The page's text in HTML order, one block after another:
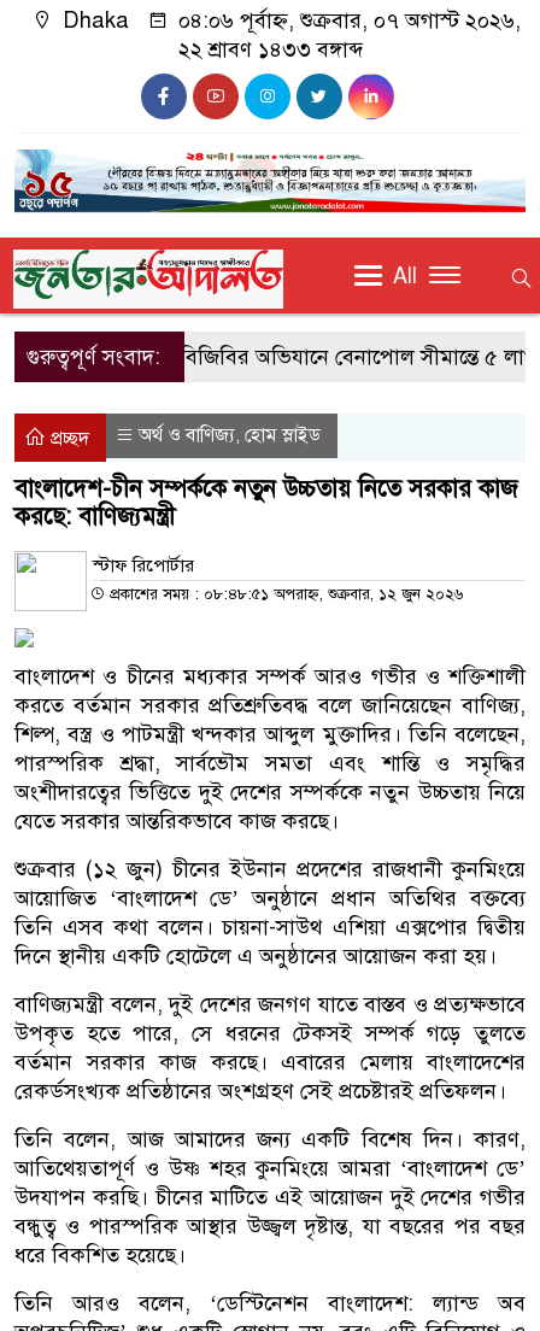
Dhaka
০৪:০৬ পূর্বাহ্ন, শুক্রবার, ০৭ অগাস্ট ২০২৬,
২২ শ্রাবণ ১৪৩৩ বঙ্গাব্দ
All
গুরুত্বপূর্ণ সংবাদ:বিজিবির অভিযানে বেনাপোল সীমান্তে ৫ লাখ
প্রচ্ছদ অর্থ ও বাণিজ্য, হোম স্লাইড
বাংলাদেশ-চীন সম্পর্ককে নতুন উচ্চতায় নিতে সরকার কাজ
করছে: বাণিজ্যমন্ত্রী
স্টাফ রিপোর্টার
প্রকাশের সময় : ০৮:৪৮:৫১ অপরাহ্ন, শুক্রবার, ১২ জুন ২০২৬
বাংলাদেশ ও চীনের মধ্যকার সম্পর্ক আরও গভীর ও শক্তিশালী
করতে বর্তমান সরকার প্রতিশ্রুতিবদ্ধ বলে জানিয়েছেন বাণিজ্য,
শিল্প, বস্ত্র ও পাটমন্ত্রী খন্দকার আব্দুল মুক্তাদির। তিনি বলেছেন,
পারস্পরিক শ্রদ্ধা, সার্বভৌম সমতা এবং শান্তি ও সমৃদ্ধির
অংশীদারত্বের ভিত্তিতে দুই দেশের সম্পর্ককে নতুন উচ্চতায় নিয়ে
যেতে সরকার আন্তরিকভাবে কাজ করছে।
শুক্রবার (১২ জুন) চীনের ইউনান প্রদেশের রাজধানী কুনমিংয়ে
আয়োজিত ‘বাংলাদেশ ডে’ অনুষ্ঠানে প্রধান অতিথির বক্তব্যে
তিনি এসব কথা বলেন। চায়না-সাউথ এশিয়া এক্সপোর দ্বিতীয়
দিনে স্থানীয় একটি হোটেলে এ অনুষ্ঠানের আয়োজন করা হয়।
বাণিজ্যমন্ত্রী বলেন, দুই দেশের জনগণ যাতে বাস্তব ও প্রত্যক্ষভাবে
উপকৃত হতে পারে, সে ধরনের টেকসই সম্পর্ক গড়ে তুলতে
বর্তমান সরকার কাজ করছে। এবারের মেলায় বাংলাদেশের
রেকর্ডসংখ্যক প্রতিষ্ঠানের অংশগ্রহণ সেই প্রচেষ্টারই প্রতিফলন।
তিনি বলেন, আজ আমাদের জন্য একটি বিশেষ দিন। কারণ,
আতিথেয়তাপূর্ণ ও উষ্ণ শহর কুনমিংয়ে আমরা ‌‘বাংলাদেশ ডে’
উদযাপন করছি। চীনের মাটিতে এই আয়োজন দুই দেশের গভীর
বন্ধুত্ব ও পারস্পরিক আস্থার উজ্জ্বল দৃষ্টান্ত, যা বছরের পর বছর
ধরে বিকশিত হয়েছে।
তিনি আরও বলেন, ‘ডেস্টিনেশন বাংলাদেশ: ল্যান্ড অব